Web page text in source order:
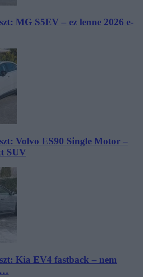
MG S5EV – ez lenne 2026 e-
Volvo ES90 Single Motor –
SUV
Kia EV4 fastback – nem